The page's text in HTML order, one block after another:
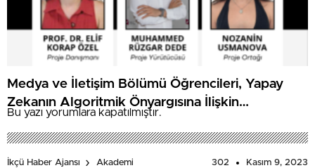
Medya ve İletişim Bölümü Öğrencileri, Yapay
Zekanın Algoritmik Önyargısına İlişkin
Farkındalık Düzeylerini Araştıracak
Bu yazı yorumlara kapatılmıştır.
İkçü Haber Ajansı Akademi 302 Kasım 9, 2023